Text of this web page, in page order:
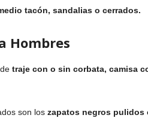
tacón, sandalias o cerrados.
Hombres
traje con o sin corbata, camisa
son los zapatos negros pulidos